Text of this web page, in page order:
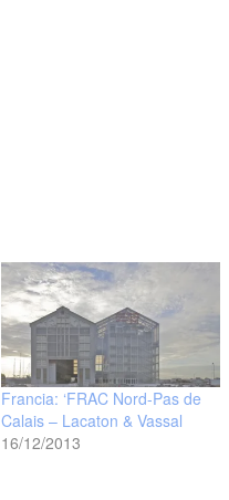
Francia: ‘FRAC Nord-Pas de
Calais – Lacaton & Vassal
16/12/2013